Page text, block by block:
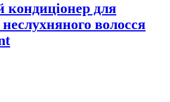
для
волосся